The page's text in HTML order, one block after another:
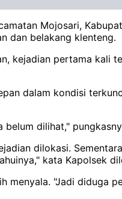
Mojosari,
dan belakang klenteng.
kejadian pertama kali
dalam kondisi
dilihat,"
dilokasi.
kata Kapolsek
"Jadi diduga